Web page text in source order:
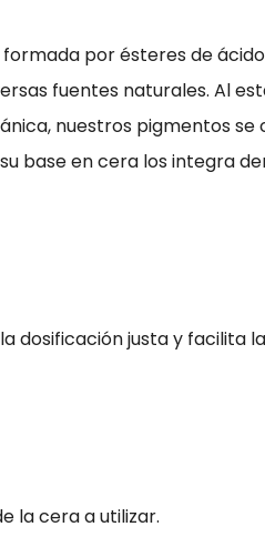
por ésteres de
fuentes naturales. Al
nuestros pigmentos se
base en cera los integra
dosificación justa y facilita
la cera a utilizar.